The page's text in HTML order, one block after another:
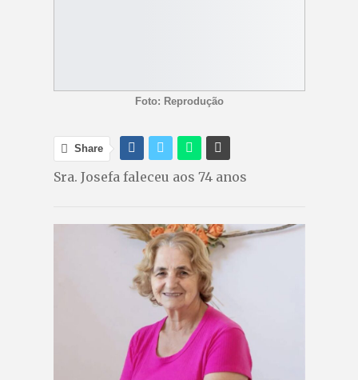
Foto: Reprodução
Share
Sra. Josefa faleceu aos 74 anos